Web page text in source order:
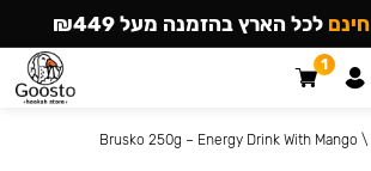
\
Brusko 250g – Energy Drink With Mango
חינם לכל הארץ בהזמנה מעל ₪449
1